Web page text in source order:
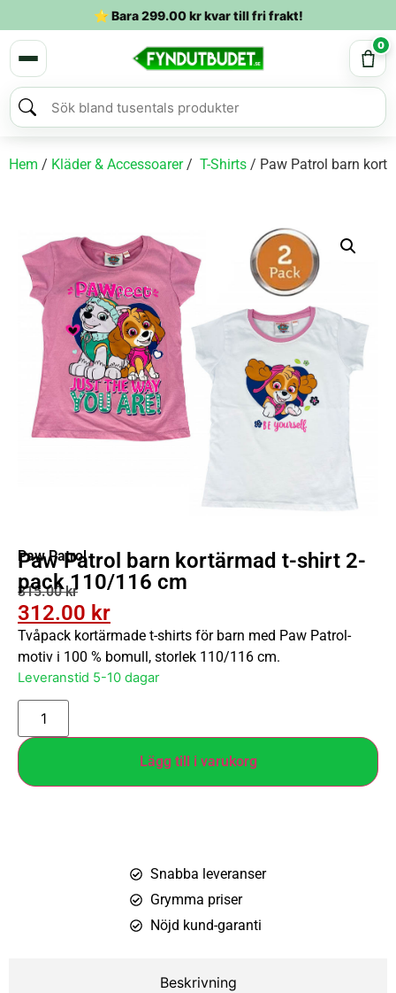
⭐ Bara299.00krkvar till fri frakt!
0
Hem / Kläder & Accessoarer/ T-Shirts / Paw Patrol barn
Paw Patrol
Paw Patrol barn kortärmad t-shirt 2-
pack 110/116 cm
315.00kr
312.00 kr
Tvåpack kortärmade t-shirts för barn med Paw Patrol-
motiv i 100 % bomull, storlek 110/116 cm.
Leveranstid 5-10 dagar
Lägg till i varukorg
Snabba leveranser
Grymma priser
Nöjd kund-garanti
Beskrivning